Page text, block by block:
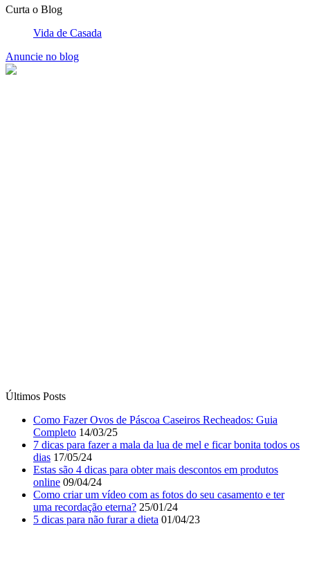
Curta o Blog
Vida de Casada
Anuncie no blog
Últimos Posts
Como Fazer Ovos de Páscoa Caseiros Recheados: Guia
Completo 14/03/25
7 dicas para fazer a mala da lua de mel e ficar bonita todos os
dias 17/05/24
Estas são 4 dicas para obter mais descontos em produtos
online 09/04/24
Como criar um vídeo com as fotos do seu casamento e ter
uma recordação eterna? 25/01/24
5 dicas para não furar a dieta 01/04/23